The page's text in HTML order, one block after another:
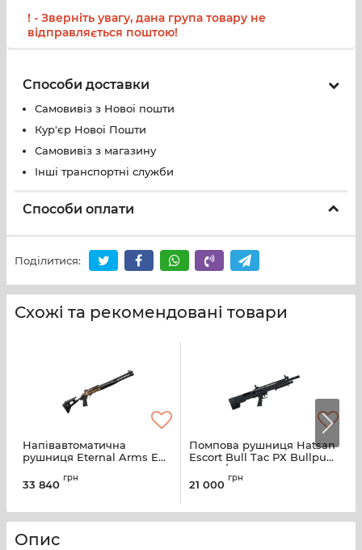
! - Зверніть увагу, дана група товару не
відправляється поштою!
Способи доставки
Самовивіз з Нової пошти
Кур'єр Нової Пошти
Самовивіз з магазину
Інші транспортні служби
Способи оплати
Поділитися:
Схожі та рекомендовані товари
Напівавтоматична
рушниця Eternal Arms EM-
Bronze
33 840
грн
Помпова рушниця Hatsan
Escort Bull Tac РХ Bullpup
кал. 12/76. Ствол - 57 см
21 000
грн
Опис